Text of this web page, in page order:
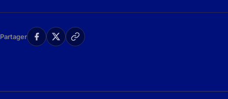
Partager